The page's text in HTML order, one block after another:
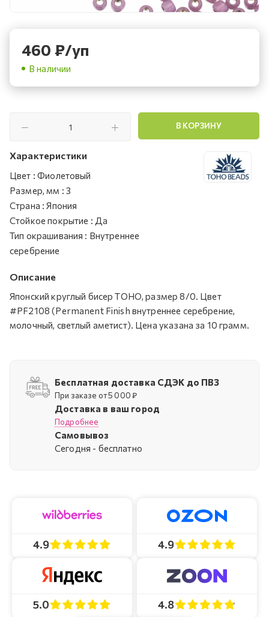
460 ₽/уп
В наличии
В КОРЗИНУ
Характеристики
Цвет : Фиолетовый
Размер, мм : 3
Страна : Япония
Стойкое покрытие : Да
Тип окрашивания : Внутреннее
серебрение
Описание
Японский круглый бисер TOHO, размер 8/0. Цвет
#PF2108 (Permanent Finish внутреннее серебрение,
молочный, светлый аметист). Цена указана за 10 грамм.
Бесплатная доставка СДЭК до ПВЗ
При заказе от 5 000 ₽
Доставка в ваш город
Подробнее
Самовывоз
Cегодня - бесплатно
4.9 4.9
5.0 4.8